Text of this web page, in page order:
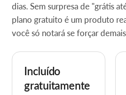
dias. Sem surpresa de "grátis
plano gratuito é um produto
você só notará se forçar
Incluído
gratuitamente